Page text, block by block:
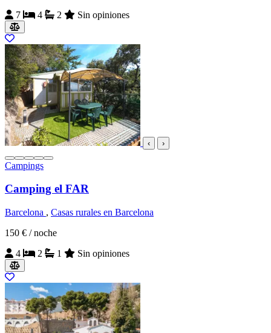
7
4 2 Sin opiniones
‹ ›
Campings
Camping el FAR
Barcelona , Casas rurales en Barcelona
150 € / noche
4
2 1 Sin opiniones